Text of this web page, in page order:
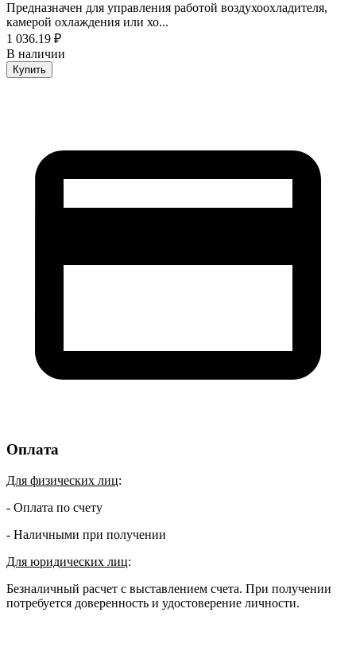
Предназначен для управления работой воздухоохладителя,
камерой охлаждения или хо...
1 036.19 ₽
В наличии
Купить
Оплата
Для физических лиц:
- Оплата по счету
- Наличными при получении
Для юридических лиц:
Безналичный расчет с выставлением счета. При получении
потребуется доверенность и удостоверение личности.